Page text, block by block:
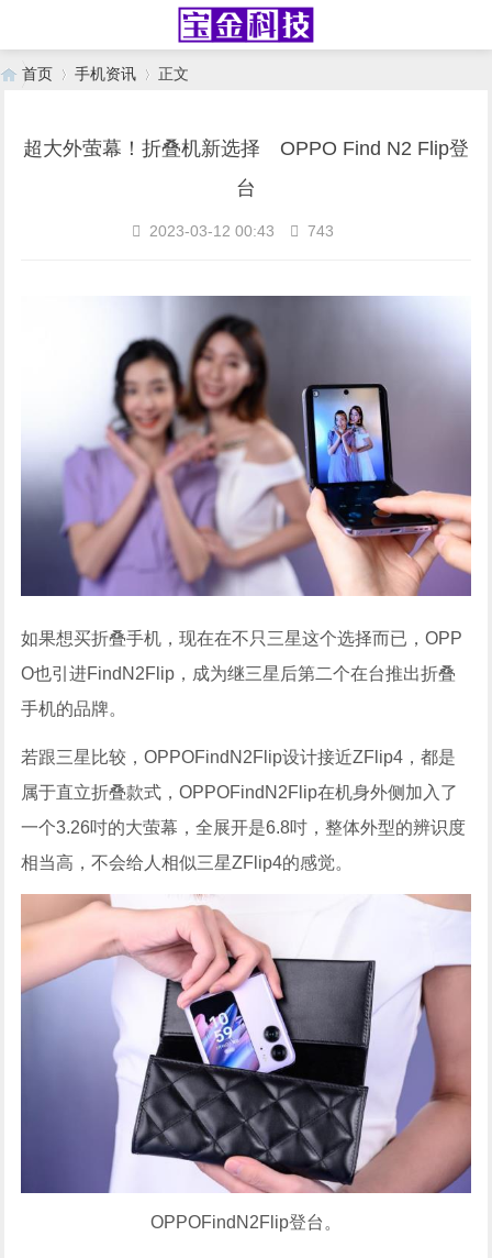
首页 手机资讯 正文
超大外萤幕！折叠机新选择 OPPO Find N2 Flip登
台
2023-03-12 00:43 743
如果想买折叠手机，现在在不只三星这个选择而已，OPP
O也引进FindN2Flip，成为继三星后第二个在台推出折叠
手机的品牌。
若跟三星比较，OPPOFindN2Flip设计接近ZFlip4，都是
属于直立折叠款式，OPPOFindN2Flip在机身外侧加入了
一个3.26吋的大萤幕，全展开是6.8吋，整体外型的辨识度
相当高，不会给人相似三星ZFlip4的感觉。
OPPOFindN2Flip登台。